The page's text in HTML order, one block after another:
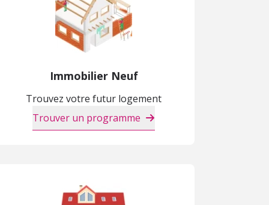
Immobilier Neuf
Trouvez votre futur logement
Trouver un programme